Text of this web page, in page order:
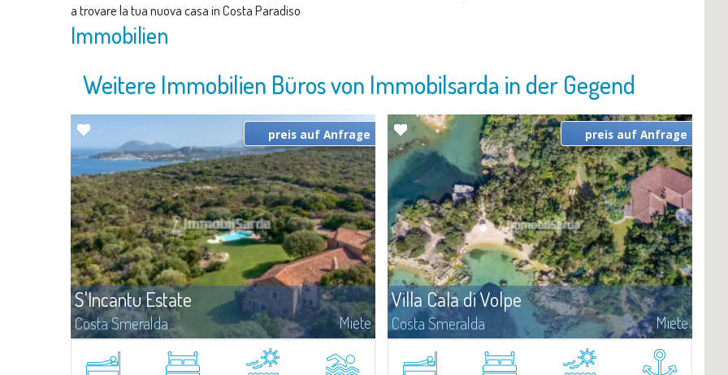
a trovare la tua nuova casa in Costa Paradiso
Immobilien
Weitere Immobilien Büros von Immobilsarda in der Gegend
S'Incantu Estate
Costa Smeralda Miete
Diese Wunderchöne Villa mit dem Vergangene-Geschmack der
Costa Smeralda bestehet aus 3 Schlafzimmer und 2 Schlafzimmer
preis auf Anfrage
Villa Cala di Volpe
Costa Smeralda Miete
Diese Wunderschöne Villa liegt am Meer in Cala di Volpe, einer der
schönsten Landschaften der Costa Smeralda.Die Villa ist in einem
preis auf Anfrage